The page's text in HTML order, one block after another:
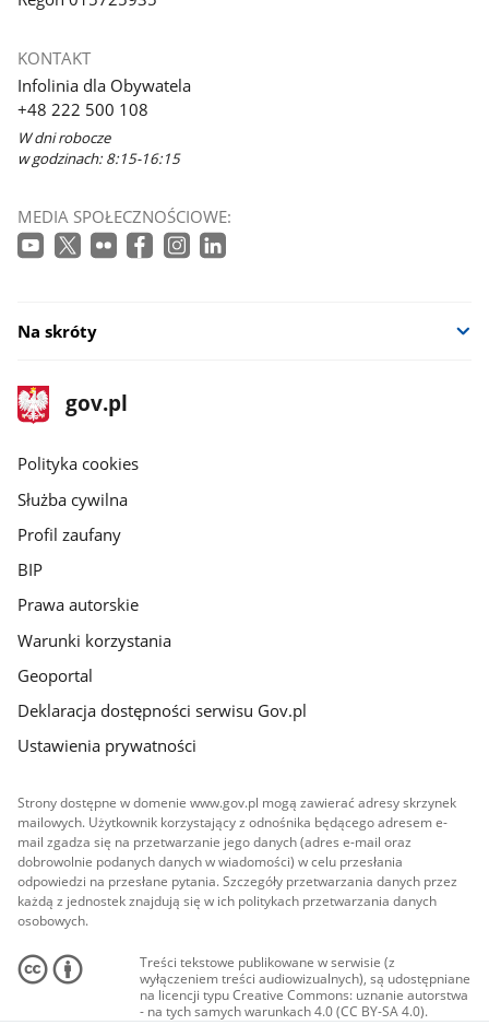
KONTAKT
Infolinia dla Obywatela
+48 222 500 108
W dni robocze
w godzinach: 8:15-16:15
MEDIA SPOŁECZNOŚCIOWE:
Na skróty
stopka
gov.pl
Strona
gov.pl
gov.pl
Polityka cookies
Służba cywilna
Profil zaufany
BIP
Prawa autorskie
Warunki korzystania
Geoportal
Deklaracja dostępności serwisu Gov.pl
Ustawienia prywatności
Strony dostępne w domenie www.gov.pl mogą zawierać adresy skrzynek
mailowych. Użytkownik korzystający z odnośnika będącego adresem e-
mail zgadza się na przetwarzanie jego danych (adres e-mail oraz
dobrowolnie podanych danych w wiadomości) w celu przesłania
odpowiedzi na przesłane pytania. Szczegóły przetwarzania danych przez
każdą z jednostek znajdują się w ich politykach przetwarzania danych
osobowych.
Treści tekstowe publikowane w serwisie (z
wyłączeniem treści audiowizualnych), są udostępniane
na licencji typu Creative Commons: uznanie autorstwa
- na tych samych warunkach 4.0 (CC BY-SA 4.0).